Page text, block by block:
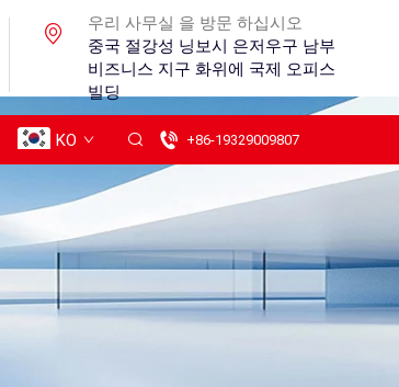
우리 사무실 을 방문 하십시오
중국 절강성 닝보시 은저우구 남부
비즈니스 지구 화위에 국제 오피스
빌딩
KO +86-19329009807